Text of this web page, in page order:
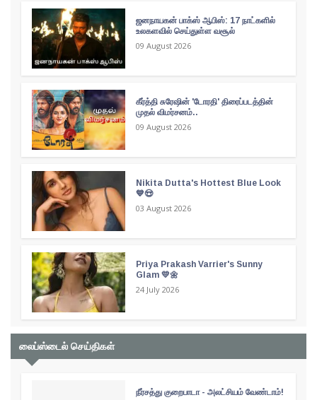
ஜனநாயகன் பாக்ஸ் ஆபிஸ்: 17 நாட்களில்
உலகளவில் செய்துள்ள வசூல்
09 August 2026
கீர்த்தி சுரேஷின் 'டோரதி' திரைப்படத்தின்
முதல் விமர்சனம்..
09 August 2026
Nikita Dutta's Hottest Blue Look
💙😍
03 August 2026
Priya Prakash Varrier's Sunny
Glam 💛🌼
24 July 2026
லைப்ஸ்டைல் செய்திகள்
நீர்சத்து குறைபாடா - அலட்சியம் வேண்டாம்!